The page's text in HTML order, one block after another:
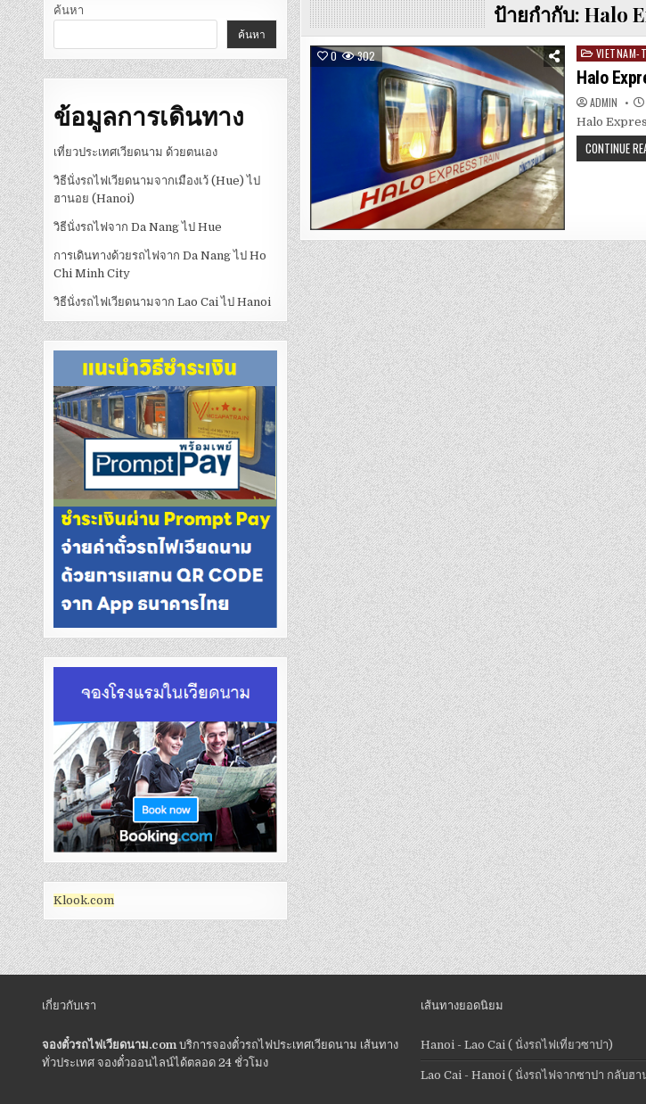
ป้ายกำกับ:Halo
0 302
Posted
in
VIETNAM-
Halo
ADMIN
Halo
CONTINUE
ค้นหา
ค้นหา
ข้อมูลการเดินทาง
เที่ยวประเทศเวียดนาม ด้วยตนเอง
วิธีนั่งรถไฟเวียดนามจากเมืองเว้ (Hue) ไป
ฮานอย (Hanoi)
วิธีนั่งรถไฟจาก Da Nang ไป Hue
การเดินทางด้วยรถไฟจาก Da Nang ไป Ho
Chi Minh City
วิธีนั่งรถไฟเวียดนามจาก Lao Cai ไป Hanoi
Klook.com
เกี่ยวกับเรา
จองตั๋วรถไฟเวียดนาม.comบริการจองตั๋วรถไฟประเทศเวียดนาม เส้นทาง
ทั่วประเทศ จองตั๋วออนไลน์ได้ตลอด 24 ชั่วโมง
เส้นทางยอดนิยม
Hanoi - Lao Cai ( นั่งรถไฟเที่ยวซาปา)
Lao Cai - Hanoi ( นั่งรถไฟจากซาปา กลับฮา